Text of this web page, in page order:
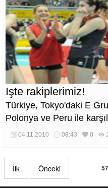
Hakan Arıkan'ın
düşen Siyah-Beyazlılar,
yana yoğun eleştirilere
1 puanı kaptı.
Işte rakiplerimiz!
Türkiye, Tokyo'daki E
Polonya ve Peru ile
04.11.2010 08:43 0
İlk Önceki